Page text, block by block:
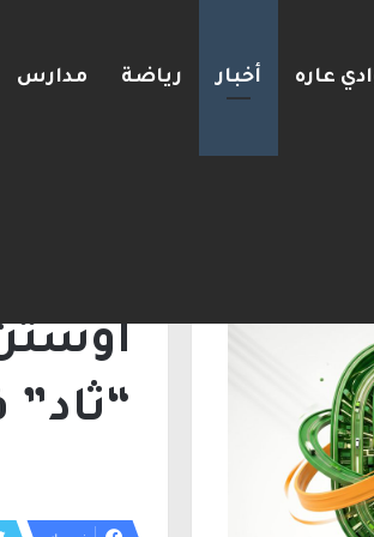
عاره أخبار رياضة مدارس
خلال دقائق في كفر قرع والشمال..